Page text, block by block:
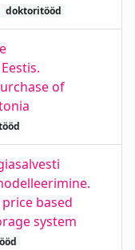
doktoritööd
of
based
system